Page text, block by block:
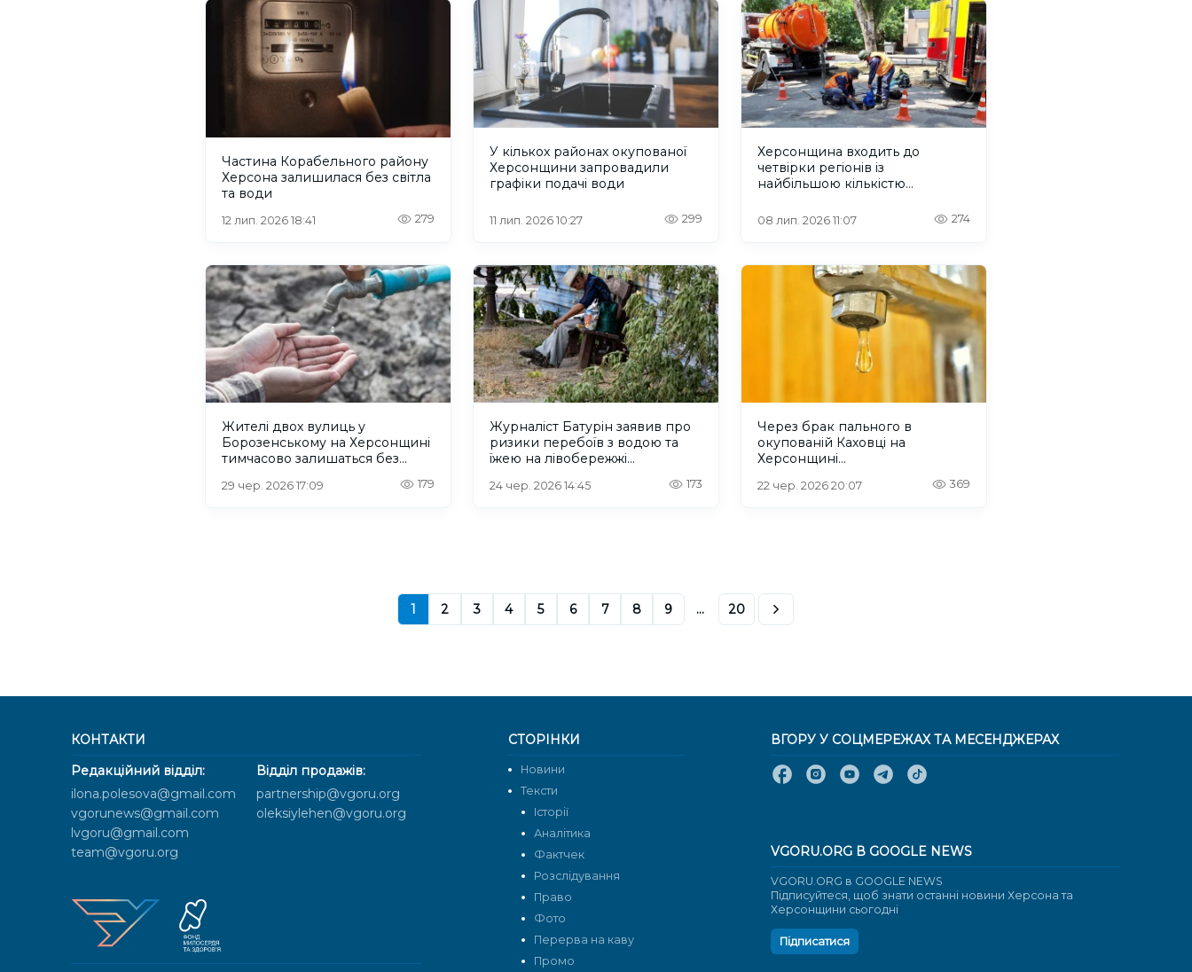
Частина Корабельного району
Херсона залишилася без світла
та води
12 лип. 2026 18:41 279
У кількох районах окупованої
Херсонщини запровадили
графіки подачі води
11 лип. 2026 10:27 299
Херсонщина входить до
четвірки регіонів із
найбільшою кількістю
08 лип. 2026 11:07 274
Жителі двох вулиць у
Борозенському на Херсонщині
тимчасово залишаться без
29 чер. 2026 17:09 179
Журналіст Батурін заявив про
ризики перебоїв з водою та
їжею на лівобережжі
24 чер. 2026 14:45 173
Через брак пального в
окупованій Каховці на
Херсонщині
подачі води
22 чер. 2026 20:07 369
1 2 3 4 5 6 7 8 9 ... 20
КОНТАКТИ
Редакційний відділ:
ilona.polesova@gmail.com
vgorunews@gmail.com
lvgoru@gmail.com
team@vgoru.org
Відділ продажів:
partnership@vgoru.org
oleksiylehen@vgoru.org
СТОРІНКИ
Новини
Тексти
Історії
Аналітика
Фактчек
Розслідування
Право
Фото
Перерва на каву
Промо
ВГОРУ У СОЦМЕРЕЖАХ ТА МЕСЕНДЖЕРАХ
VGORU.ORG В GOOGLE NEWS
VGORU.ORG в GOOGLE NEWS
Підписуйтеся, щоб знати останні новини Херсона та
Херсонщини сьогодні
Підписатися